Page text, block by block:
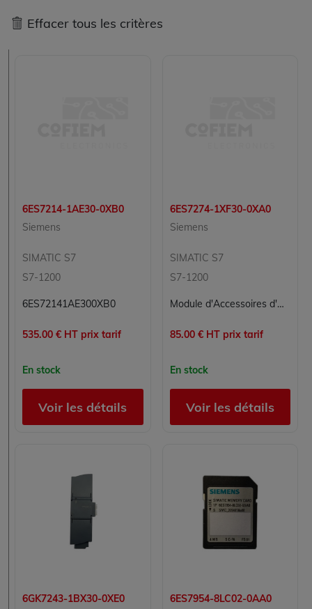
Effacer tous les critères
6ES7214-1AE30-0XB0
Siemens
SIMATIC S7
S7-1200
6ES72141AE300XB0
535.00 € HT prix tarif
En stock
Voir les détails
6ES7274-1XF30-0XA0
Siemens
SIMATIC S7
S7-1200
Module d'Accessoires d'Automatisation Industrielle SIMATIC S7 Siemens 6ES7274-1XF30-0XA0
85.00 € HT prix tarif
En stock
Voir les détails
6GK7243-1BX30-0XE0
6ES7954-8LC02-0AA0